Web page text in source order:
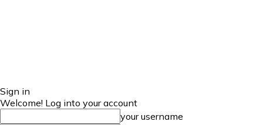
Sign in
Welcome! Log into your account
your username